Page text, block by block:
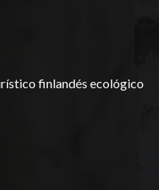
finlandés ecológico